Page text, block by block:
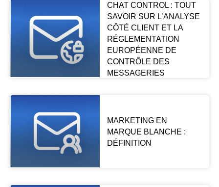
CHAT CONTROL : TOUT
SAVOIR SUR L’ANALYSE
CÔTÉ CLIENT ET LA
RÉGLEMENTATION
EUROPÉENNE DE
CONTRÔLE DES
MESSAGERIES
MARKETING EN
MARQUE BLANCHE :
DÉFINITION